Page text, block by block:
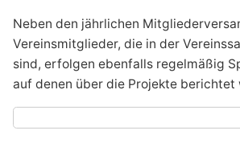
Neben den jährlichen
Vereinsmitglieder, die in der
sind, erfolgen ebenfalls regelmäßig
auf denen über die Projekte berichtet